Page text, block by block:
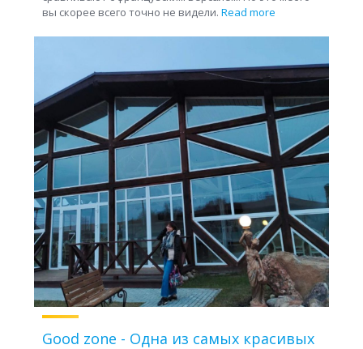
вы скорее всего точно не видели. Read more
Good zone - Одна из самых красивых